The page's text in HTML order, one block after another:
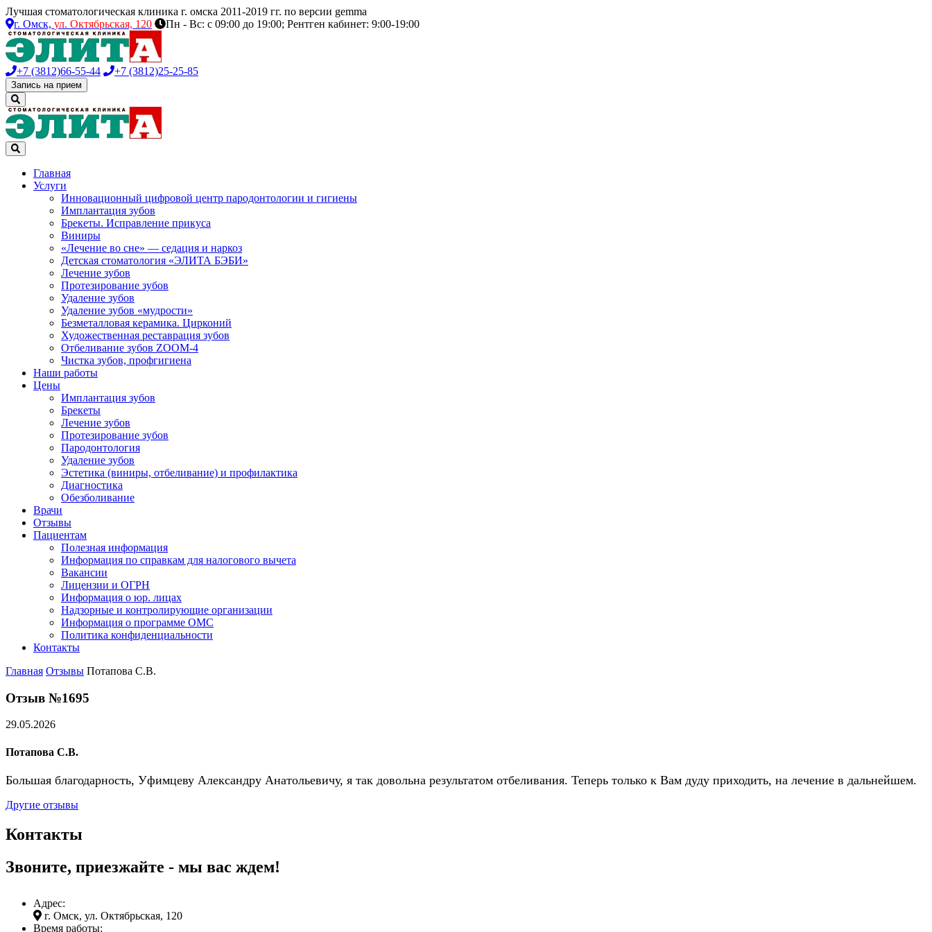
Лучшая стоматологическая клиника г. омска 2011-2019 гг. по версии gemma
г. Омск, ул. Октябрьская, 120 Пн - Вс: с 09:00 до 19:00; Рентген кабинет: 9:00-19:00
+7 (3812)66-55-44 +7 (3812)25-25-85
Запись на прием
Главная
Услуги
Инновационный цифровой центр пародонтологии и гигиены
Имплантация зубов
Брекеты. Исправление прикуса
Виниры
«Лечение во сне» — седация и наркоз
Детская стоматология «ЭЛИТА БЭБИ»
Лечение зубов
Протезирование зубов
Удаление зубов
Удаление зубов «мудрости»
Безметалловая керамика. Цирконий
Художественная реставрация зубов
Отбеливание зубов ZOOM-4
Чистка зубов, профгигиена
Наши работы
Цены
Имплантация зубов
Брекеты
Лечение зубов
Протезирование зубов
Пародонтология
Удаление зубов
Эстетика (виниры, отбеливание) и профилактика
Диагностика
Обезболивание
Врачи
Отзывы
Пациентам
Полезная информация
Информация по справкам для налогового вычета
Вакансии
Лицензии и ОГРН
Информация о юр. лицах
Надзорные и контролирующие организации
Информация о программе ОМС
Политика конфиденциальности
Контакты
Главная Отзывы Потапова С.В.
Отзыв №1695
29.05.2026
Потапова С.В.
Большая благодарность, Уфимцеву Александру Анатольевичу, я так довольна результатом отбеливания. Теперь только к Вам дуду приходить, на лечение в дальнейшем.
Другие отзывы
Контакты
Звоните, приезжайте - мы вас ждем!
Адрес:
г. Омск, ул. Октябрьская, 120
Время работы: